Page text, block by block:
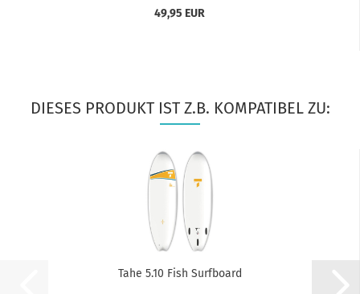
49,95 EUR
DIESES PRODUKT IST Z.B. KOMPATIBEL ZU:
Tahe 5.10 Fish Surfboard